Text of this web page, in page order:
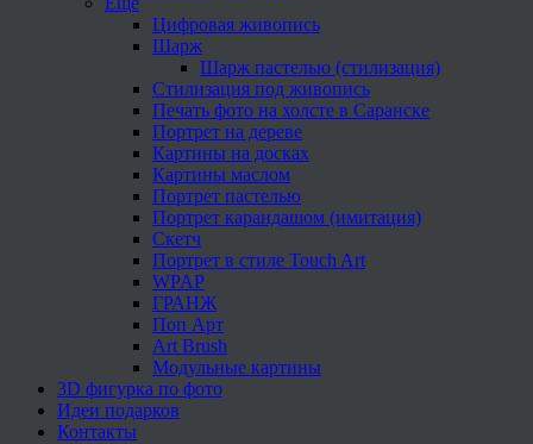
Цифровая живопись
Шарж
Шарж пастелью (стилизация)
Стилизация под живопись
Печать фото на холсте в Саранске
Портрет на дереве
Картины на досках
Картины маслом
Портрет пастелью
Портрет карандашом (имитация)
Скетч
Портрет в стиле Touch Art
WPAP
ГРАНЖ
Поп Арт
Art Brush
Модульные картины
3D фигурка по фото
Идеи подарков
Контакты